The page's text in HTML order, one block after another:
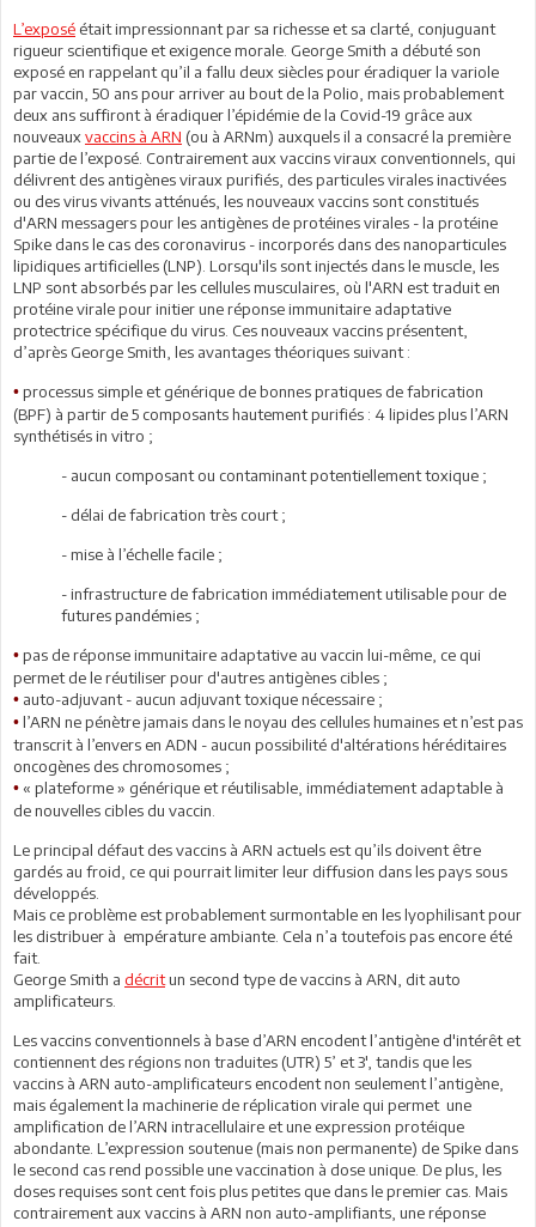
L’exposé était impressionnant par sa richesse et sa clarté, conjuguant
rigueur scientifique et exigence morale. George Smith a débuté son
exposé en rappelant qu’il a fallu deux siècles pour éradiquer la variole
par vaccin, 50 ans pour arriver au bout de la Polio, mais probablement
deux ans suffiront à éradiquer l’épidémie de la Covid-19 grâce aux
nouveaux vaccins à ARN (ou à ARNm) auxquels il a consacré la première
partie de l’exposé. Contrairement aux vaccins viraux conventionnels, qui
délivrent des antigènes viraux purifiés, des particules virales inactivées
ou des virus vivants atténués, les nouveaux vaccins sont constitués
d'ARN messagers pour les antigènes de protéines virales - la protéine
Spike dans le cas des coronavirus - incorporés dans des nanoparticules
lipidiques artificielles (LNP). Lorsqu'ils sont injectés dans le muscle, les
LNP sont absorbés par les cellules musculaires, où l'ARN est traduit en
protéine virale pour initier une réponse immunitaire adaptative
protectrice spécifique du virus. Ces nouveaux vaccins présentent,
d’après George Smith, les avantages théoriques suivant :
• processus simple et générique de bonnes pratiques de fabrication
(BPF) à partir de 5 composants hautement purifiés : 4 lipides plus l’ARN
synthétisés in vitro ;
- aucun composant ou contaminant potentiellement toxique ;
- délai de fabrication très court ;
- mise à l’échelle facile ;
- infrastructure de fabrication immédiatement utilisable pour de
futures pandémies ;
• pas de réponse immunitaire adaptative au vaccin lui-même, ce qui
permet de le réutiliser pour d'autres antigènes cibles ;
• auto-adjuvant - aucun adjuvant toxique nécessaire ;
• l’ARN ne pénètre jamais dans le noyau des cellules humaines et n’est pas
transcrit à l’envers en ADN - aucun possibilité d'altérations héréditaires
oncogènes des chromosomes ;
• « plateforme » générique et réutilisable, immédiatement adaptable à
de nouvelles cibles du vaccin.
Le principal défaut des vaccins à ARN actuels est qu’ils doivent être
gardés au froid, ce qui pourrait limiter leur diffusion dans les pays sous
développés.
Mais ce problème est probablement surmontable en les lyophilisant pour
les distribuer à empérature ambiante. Cela n’a toutefois pas encore été
fait.
George Smith a décritun second type de vaccins à ARN, dit auto
amplificateurs.
Les vaccins conventionnels à base d’ARN encodent l’antigène d'intérêt et
contiennent des régions non traduites (UTR) 5’ et 3', tandis que les
vaccins à ARN auto-amplificateurs encodent non seulement l’antigène,
mais également la machinerie de réplication virale qui permet une
amplification de l’ARN intracellulaire et une expression protéique
abondante. L’expression soutenue (mais non permanente) de Spike dans
le second cas rend possible une vaccination à dose unique. De plus, les
doses requises sont cent fois plus petites que dans le premier cas. Mais
contrairement aux vaccins à ARN non auto-amplifiants, une réponse